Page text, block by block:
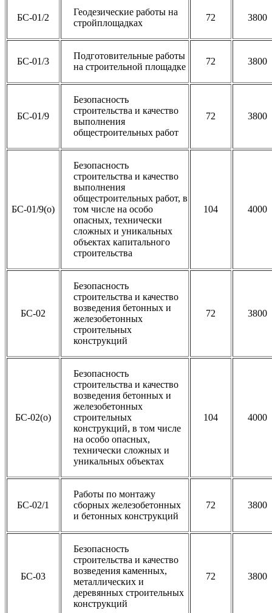
БС-01/2
Геодезические работы на
стройплощадках
72 3800
БС-01/3
Подготовительные работы
на строительной площадке
72 3800
БС-01/9
Безопасность
строительства и качество
выполнения
общестроительных работ
72 3800
БС-01/9(о)
Безопасность
строительства и качество
выполнения
общестроительных работ, в
том числе на особо
опасных, технически
сложных и уникальных
объектах капитального
строительства
104 4000
БС-02
Безопасность
строительства и качество
возведения бетонных и
железобетонных
строительных
конструкций
72 3800
БС-02(о)
Безопасность
строительства и качество
возведения бетонных и
железобетонных
строительных
конструкций, в том числе
на особо опасных,
технически сложных и
уникальных объектах
104 4000
БС-02/1
Работы по монтажу
сборных железобетонных
и бетонных конструкций
72 3800
БС-03
Безопасность
строительства и качество
возведения каменных,
металлических и
деревянных строительных
конструкций
72 3800